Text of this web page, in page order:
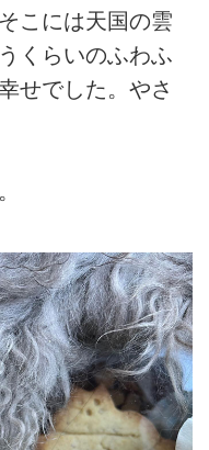
こには天国の雲
くらいのふわふ
せでした。やさ